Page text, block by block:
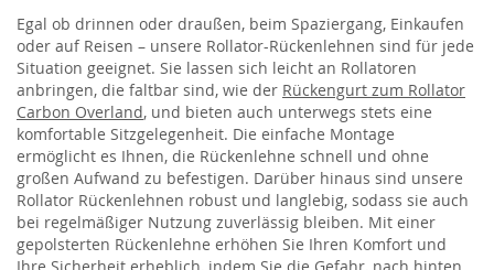
Egal ob drinnen oder draußen, beim Spaziergang, Einkaufen
oder auf Reisen – unsere Rollator-Rückenlehnen sind für jede
Situation geeignet. Sie lassen sich leicht an Rollatoren
anbringen, die faltbar sind, wie der Rückengurt zum Rollator
Carbon Overland, und bieten auch unterwegs stets eine
komfortable Sitzgelegenheit. Die einfache Montage
ermöglicht es Ihnen, die Rückenlehne schnell und ohne
großen Aufwand zu befestigen. Darüber hinaus sind unsere
Rollator Rückenlehnen robust und langlebig, sodass sie auch
bei regelmäßiger Nutzung zuverlässig bleiben. Mit einer
gepolsterten Rückenlehne erhöhen Sie Ihren Komfort und
Ihre Sicherheit erheblich, indem Sie die Gefahr, nach hinten